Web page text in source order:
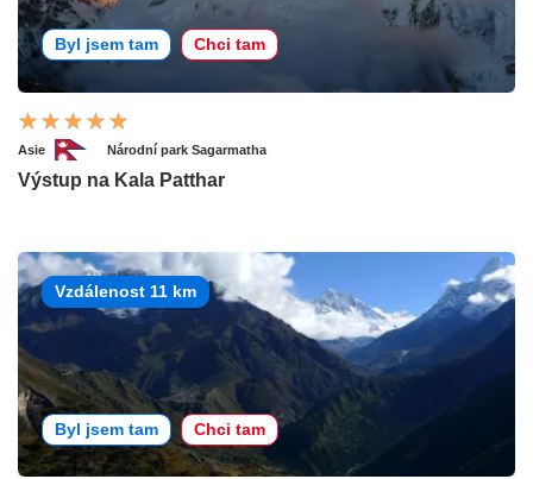
Byl jsem tam Chci tam
Asie Národní park Sagarmatha
Výstup na Kala Patthar
Vzdálenost 11 km
Byl jsem tam Chci tam